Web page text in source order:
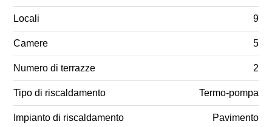
Locali 9
Camere 5
Numero di terrazze 2
Tipo di riscaldamento Termo-pompa
Impianto di riscaldamento Pavimento